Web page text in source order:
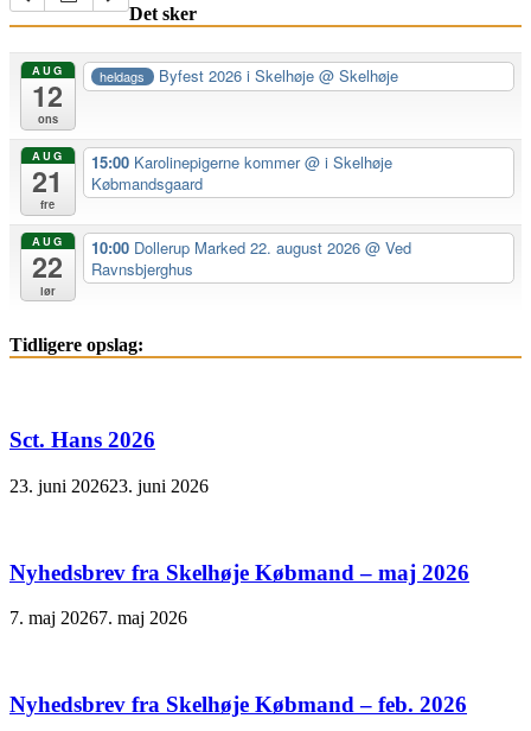
Det sker
AUG
12
ons
heldags Byfest 2026 i Skelhøje@ Skelhøje
AUG
21
fre
15:00 Karolinepigerne kommer@ i Skelhøje
Købmandsgaard
AUG
22
lør
10:00 Dollerup Marked 22. august 2026 @ Ved
Ravnsbjerghus
Tidligere opslag:
Sct. Hans 2026
23. juni 202623. juni 2026
Nyhedsbrev fra Skelhøje Købmand – maj 2026
7. maj 20267. maj 2026
Nyhedsbrev fra Skelhøje Købmand – feb. 2026